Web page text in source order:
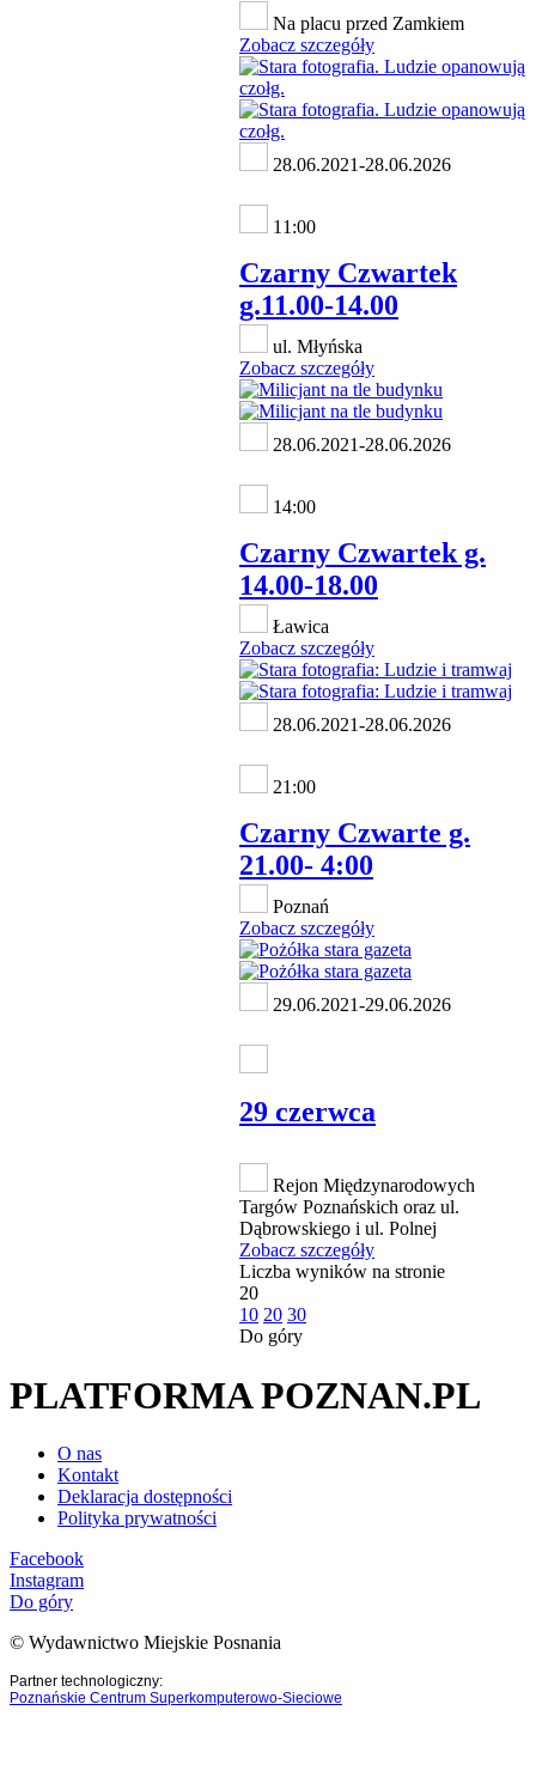
Na placu przed Zamkiem
Zobacz szczegóły
28.06.2021-28.06.2026
11:00
Czarny Czwartek
g.11.00-14.00
ul. Młyńska
Zobacz szczegóły
28.06.2021-28.06.2026
14:00
Czarny Czwartek g.
14.00-18.00
Ławica
Zobacz szczegóły
28.06.2021-28.06.2026
21:00
Czarny Czwarte g.
21.00- 4:00
Poznań
Zobacz szczegóły
29.06.2021-29.06.2026
29 czerwca
Rejon Międzynarodowych
Targów Poznańskich oraz ul.
Dąbrowskiego i ul. Polnej
Zobacz szczegóły
Liczba wyników na stronie
20
10 20 30
Do góry
PLATFORMA POZNAN.PL
O nas
Kontakt
Deklaracja dostępności
Polityka prywatności
Facebook
Instagram
Do góry
© Wydawnictwo Miejskie Posnania
Partner technologiczny:
Poznańskie Centrum Superkomputerowo-Sieciowe